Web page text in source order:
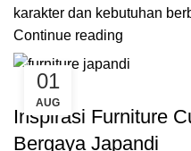
karakter dan kebutuhan
Continue reading
01
AUG
CUSTOME FURNITURE
INVERIO
Inspirasi Furniture
Bergaya Japandi